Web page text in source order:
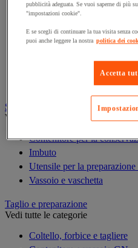
Accessori per la tavola
Biancheria per la tavola e la
Menu e affissione
Stoviglie professionali per la
Stoviglie professionali
Servizio e conservazione degli
Vedi tutte le categorie
Contenitore per la
Imbuto
Utensile per la
Vassoio e vaschetta
Taglio e preparazione
Vedi tutte le categorie
Coltello, forbice e tagliere
pubblicità adeguata. Se vuoi saperne di più
"impostazioni cookie".
E se scegli di continuare la tua visita senza
puoi anche leggere la nostra politica dei
Accetta